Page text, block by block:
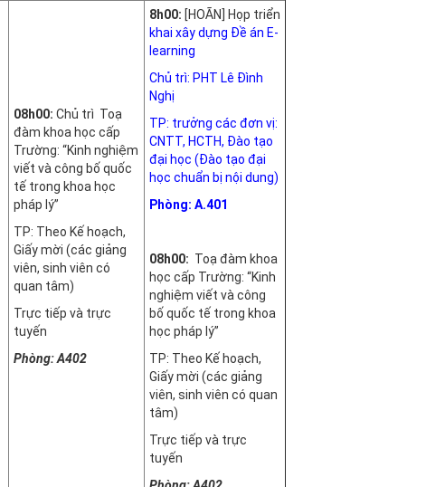
08h00: Chủ trì Toạ
đàm khoa học cấp
Trường: “Kinh nghiệm
viết và công bố quốc
tế trong khoa học
pháp lý”
TP: Theo Kế hoạch,
Giấy mời (các giảng
viên, sinh viên có
quan tâm)
Trực tiếp và trực
tuyến
Phòng: A402
8h00: [HOÃN] Họp triển
khai xây dựng Đề án E-
learning
Chủ trì: PHT Lê Đình
Nghị
TP: trưởng các đơn vị:
CNTT, HCTH, Đào tạo
đại học (Đào tạo đại
học chuẩn bị nội dung)
Phòng: A.401
08h00: Toạ đàm khoa
học cấp Trường: “Kinh
nghiệm viết và công
bố quốc tế trong khoa
học pháp lý”
TP: Theo Kế hoạch,
Giấy mời (các giảng
viên, sinh viên có quan
tâm)
Trực tiếp và trực
tuyến